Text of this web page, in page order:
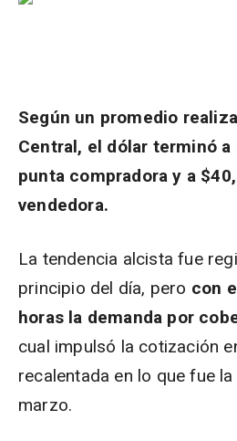
Según un promedio
Central, el dólar terminó a
punta compradora y a
vendedora.
La tendencia alcista fue
principio del día, pero con
horas la demanda por
cual impulsó la cotización
recalentada en lo que fue
marzo.